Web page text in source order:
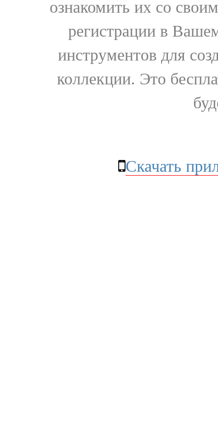
ознакомить их со
регистрации в
инструментов для
коллекции. Это
Скачать